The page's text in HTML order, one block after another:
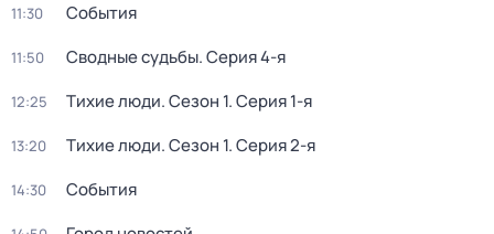
11:30 События
11:50 Сводные судьбы. Серия 4-я
12:25 Тихие люди. Сезон 1. Серия 1-я
13:20 Тихие люди. Сезон 1. Серия 2-я
14:30 События